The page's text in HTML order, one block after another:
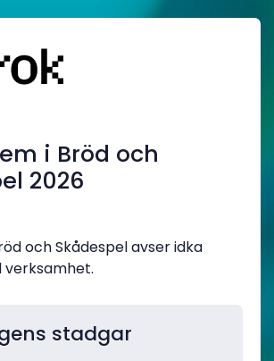
i Bröd och
2026
och Skådespel avser idka
stadgar